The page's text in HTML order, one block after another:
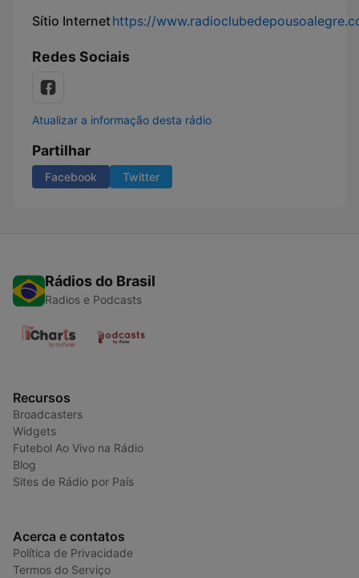
Sítio Internethttps://
Redes Sociais
Atualizar a informação desta rádio
Partilhar
Facebook Twitter
Rádios do Brasil
Radios e Podcasts
Recursos
Broadcasters
Widgets
Futebol Ao Vivo na Rádio
Blog
Sites de Rádio por País
Acerca e contatos
Política de Privacidade
Termos do Serviço